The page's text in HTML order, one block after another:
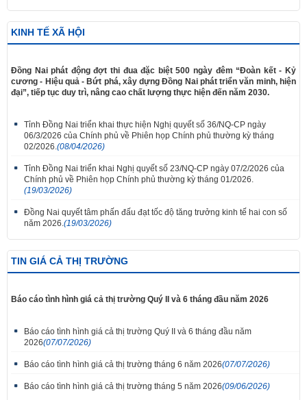
KINH TẾ XÃ HỘI
Đồng Nai phát động đợt thi đua đặc biệt 500 ngày đêm “Đoàn kết - Kỷ
cương - Hiệu quả - Bứt phá, xây dựng Đồng Nai phát triển văn minh, hiện
đại”, tiếp tục duy trì, nâng cao chất lượng thực hiện đến năm 2030.
Tỉnh Đồng Nai triển khai thực hiện Nghị quyết số 36/NQ-CP ngày
06/3/2026 của Chính phủ về Phiên họp Chính phủ thường kỳ tháng
02/2026. (08/04/2026)
Tỉnh Đồng Nai triển khai Nghị quyết số 23/NQ-CP ngày 07/2/2026 của
Chính phủ về Phiên họp Chính phủ thường kỳ tháng 01/2026.
(19/03/2026)
Đồng Nai quyết tâm phấn đấu đạt tốc độ tăng trưởng kinh tế hai con số
năm 2026. (19/03/2026)
TIN GIÁ CẢ THỊ TRƯỜNG
Báo cáo tình hình giá cả thị trường Quý II và 6 tháng đầu năm 2026
Báo cáo tình hình giá cả thị trường Quý II và 6 tháng đầu năm
2026(07/07/2026)
Báo cáo tình hình giá cả thị trường tháng 6 năm 2026(07/07/2026)
Báo cáo tình hình giá cả thị trường tháng 5 năm 2026(09/06/2026)